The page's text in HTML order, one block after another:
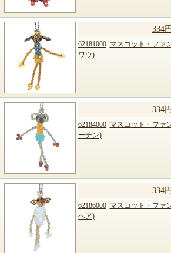
334円
62181000 マスコット・ファ
ワウ)
334円
62184000 マスコット・ファ
ーチン)
334円
62186000 マスコット・ファ
ヘア)